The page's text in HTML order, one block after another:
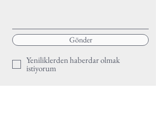
Gönder
Yeniliklerden haberdar olmak
istiyorum